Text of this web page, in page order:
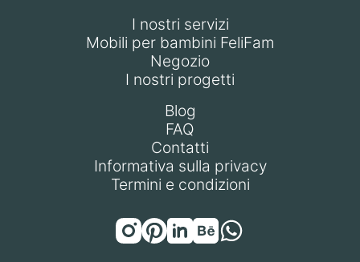
I nostri servizi
Mobili per bambini FeliFam
Negozio
I nostri progetti
Blog
FAQ
Contatti
Informativa sulla privacy
Termini e condizioni